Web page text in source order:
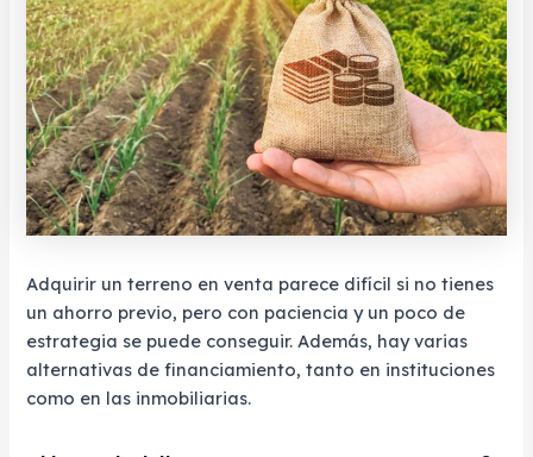
Adquirir un terreno en venta parece difícil si no tienes
un ahorro previo, pero con paciencia y un poco de
estrategia se puede conseguir. Además, hay varias
alternativas de financiamiento, tanto en instituciones
como en las inmobiliarias.